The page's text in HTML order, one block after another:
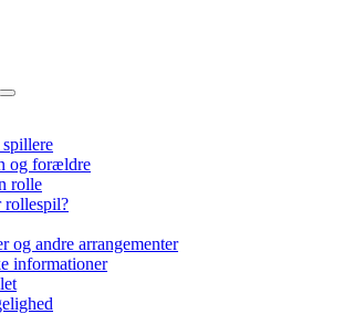
og forældre
rolle
rollespil?
og andre arrangementer
informationer